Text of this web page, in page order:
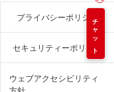
チャット
プライバシーポリシー
セキュリティーポリシー
ウェブアクセシビリティ